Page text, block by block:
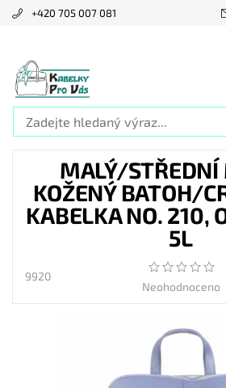
+420 705 007 081
MALÝ/STŘEDNÍ
KOŽENÝ BATOH/
KABELKA NO. 210,
5L
9920
Neohodnoceno